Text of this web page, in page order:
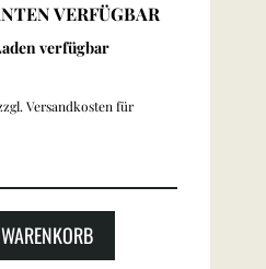
VERFÜGBAR
verfügbar
Versandkosten für